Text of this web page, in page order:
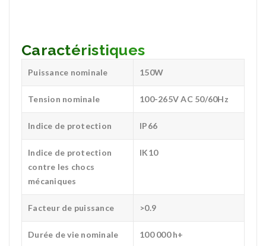
Caractéristiques
Puissance nominale 150W
Tension nominale 100-265V AC 50/60Hz
Indice de protection IP66
Indice de protection
contre les chocs
mécaniques
IK10
Facteur de puissance >0.9
Durée de vie nominale 100 000 h+